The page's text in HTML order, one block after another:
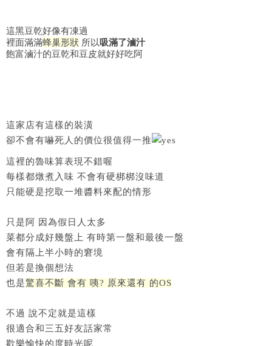
這黑豆乾好像有凍過
裡面滿滿蜂巢形狀 所以吸滿了滷汁
飽富滷汁的豆乾和豆皮就好好吃阿
這家店有這樣的裝潢
卻不會有嚇死人的價位很值得一推
這裡的魯味算表現不錯喔
每樣都燉煮入味 不會有硬梆梆沒味道
只能硬是挖取一堆醬料來配的情形
只是阿 因為假日人太多
菜都分成好幾盤上 有時第一盤和最後一盤
會有隔上半小時的窘境
但若是換個想法
也是驚喜不斷 會有 咦? 原來還有 的OS
不過 說不定就是這樣
很適合和三五好友話家常
歡樂愉快的度時光呢